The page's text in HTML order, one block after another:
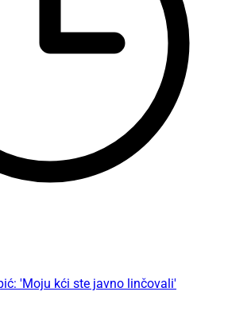
'Moju kći ste javno linčovali'